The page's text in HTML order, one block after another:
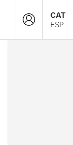
CAT
ESP